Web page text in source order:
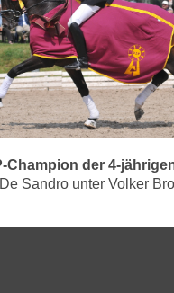
Champion der 4-
Sandro unter Volker